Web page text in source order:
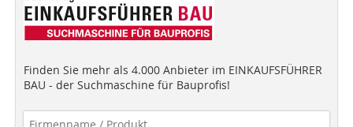
Finden Sie mehr als 4.000 Anbieter im EINKAUFSFÜHRER
BAU - der Suchmaschine für Bauprofis!